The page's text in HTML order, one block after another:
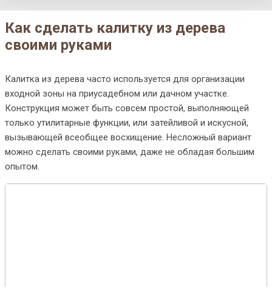
Как сделать калитку из дерева
своими руками
Калитка из дерева часто используется для организации
входной зоны на приусадебном или дачном участке.
Конструкция может быть совсем простой, выполняющей
только утилитарные функции, или затейливой и искусной,
вызывающей всеобщее восхищение. Несложный вариант
можно сделать своими руками, даже не обладая большим
опытом.